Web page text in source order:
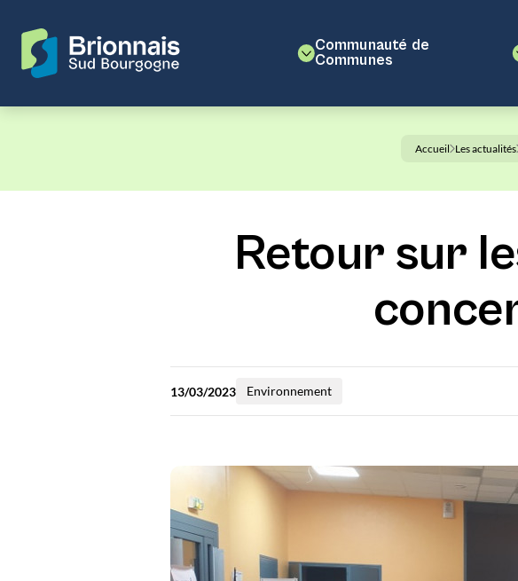
Communauté de
Communes
Accueil Les actualités
Retour sur
13/03/2023 Environnement